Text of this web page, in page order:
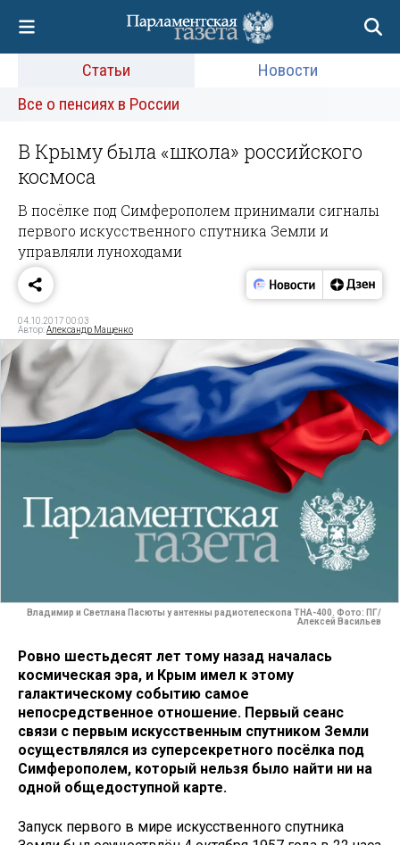
Статьи
Новости
Все о пенсиях в России
В Крыму была «школа» российского
космоса
В посёлке под Симферополем принимали сигналы
первого искусственного спутника Земли и
управляли луноходами
04.10.2017 00:03
Автор:Александр Мащенко
Владимир и Светлана Пасюты у антенны радиотелескопа ТНА-400. Фото: ПГ/
Алексей Васильев
Ровно шестьдесят лет тому назад началась
космическая эра, и Крым имел к этому
галактическому событию самое
непосредственное отношение. Первый сеанс
связи с первым искусственным спутником Земли
осуществлялся из суперсекретного посёлка под
Симферополем, который нельзя было найти ни на
одной общедоступной карте.
Запуск первого в мире искусственного спутника